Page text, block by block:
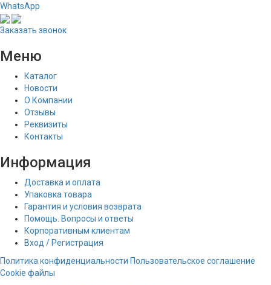
WhatsApp
Заказать звонок
Меню
Каталог
Новости
О Компании
Отзывы
Реквизиты
Контакты
Информация
Доставка и оплата
Упаковка товара
Гарантия и условия возврата
Помощь. Вопросы и ответы
Корпоративным клиентам
Вход / Регистрация
Политика конфиденциальности Пользовательское соглашение
Cookie файлы